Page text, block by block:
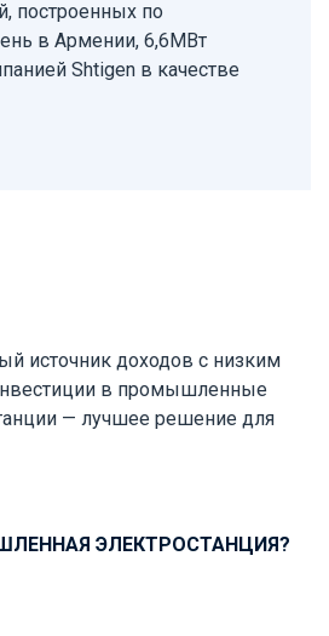
построенных по
в Армении, 6,6МВт
Shtigen в качестве
источник доходов с низким
в промышленные
— лучшее решение для
ЭЛЕКТРОСТАНЦИЯ?